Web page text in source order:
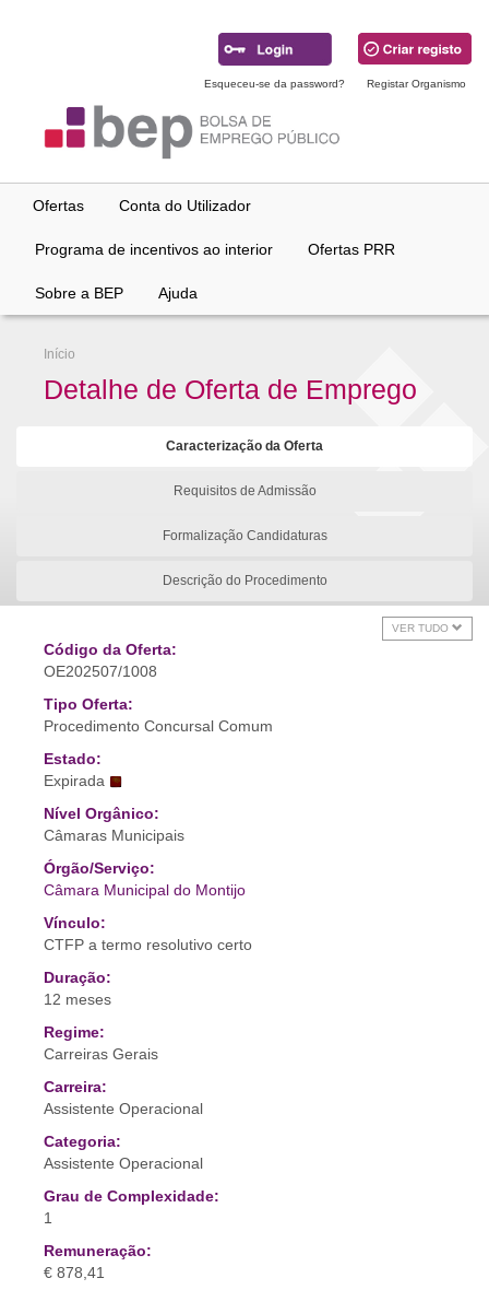
Esqueceu-se da password? Registar Organismo
Ofertas Conta do Utilizador
Programa de incentivos ao interior Ofertas PRR
Sobre a BEP Ajuda
Início
Detalhe de Oferta de Emprego
Caracterização da Oferta
Requisitos de Admissão
Formalização Candidaturas
Descrição do Procedimento
VER TUDO
Código da Oferta:
OE202507/1008
Tipo Oferta:
Procedimento Concursal Comum
Estado:
Expirada
Nível Orgânico:
Câmaras Municipais
Órgão/Serviço:
Câmara Municipal do Montijo
Vínculo:
CTFP a termo resolutivo certo
Duração:
12 meses
Regime:
Carreiras Gerais
Carreira:
Assistente Operacional
Categoria:
Assistente Operacional
Grau de Complexidade:
1
Remuneração:
€ 878,41